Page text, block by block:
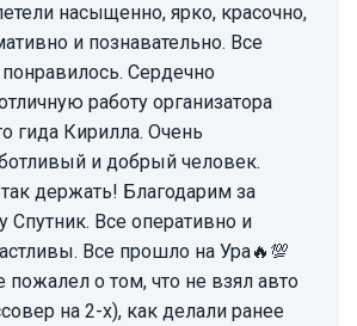
насыщенно, ярко, красочно,
и познавательно. Все
Сердечно
работу организатора
гида Кирилла. Очень
и добрый человек.
держать! Благодарим за
Спутник. Все оперативно и
Все прошло на Ура🔥💯
пожалел о том, что не взял авто
на 2-х), как делали ранее